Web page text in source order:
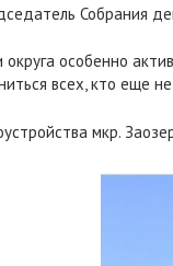
Собрания
особенно
всех, кто еще
мкр.